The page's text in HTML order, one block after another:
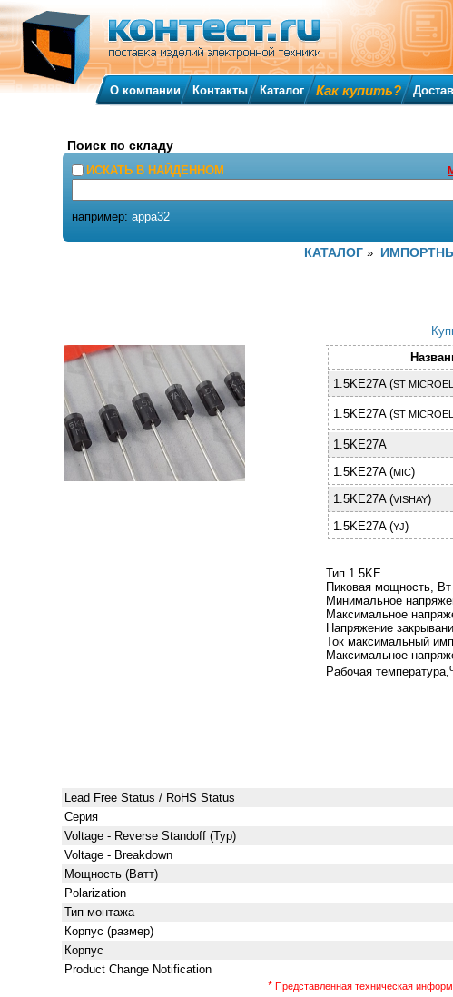
1.5KE27A (ST
1.5KE27A (ST
1.5KE27A
1.5KE27A (MIC)
1.5KE27A (VISHAY)
1.5KE27A (YJ)
Тип 1.5KЕ
Пиковая мощность, Вт
Минимальное
Максимальное
Напряжение
Ток максимальный
Максимальное
Рабочая температура,
Lead Free Status / RoHS Status
Серия
Voltage - Reverse Standoff (Typ)
Voltage - Breakdown
Мощность (Ватт)
Polarization
Тип монтажа
Корпус (размер)
Корпус
Product Change Notification
* Представленная техническая
КАТАЛОГ»
О компании Контакты Каталог Как купить?
Поиск по складу
ИСКАТЬ В НАЙДЕННОМ
например:appa32